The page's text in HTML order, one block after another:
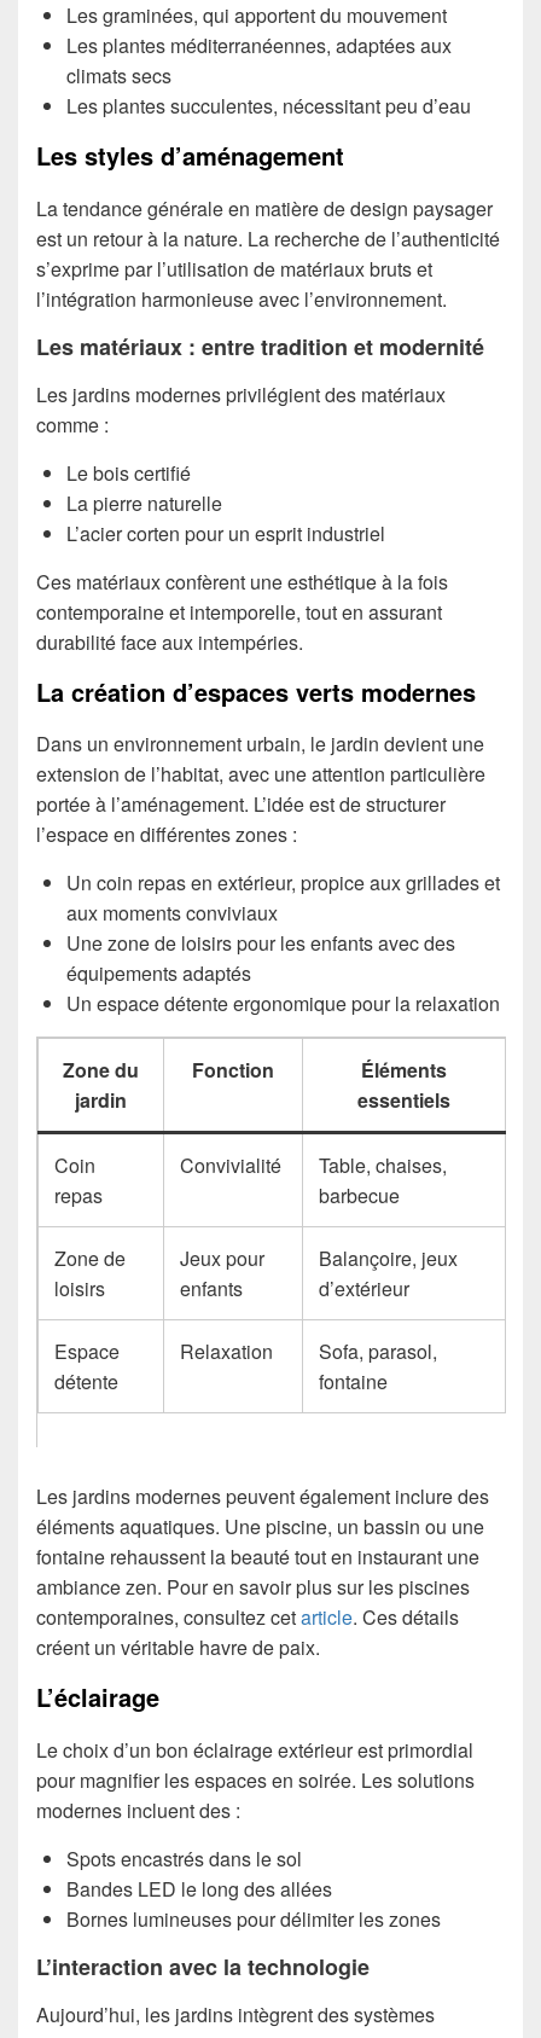
Les graminées, qui apportent du mouvement
Les plantes méditerranéennes, adaptées aux
climats secs
Les plantes succulentes, nécessitant peu d’eau
Les styles d’aménagement
La tendance générale en matière de design paysager
est un retour à la nature. La recherche de l’authenticité
s’exprime par l’utilisation de matériaux bruts et
l’intégration harmonieuse avec l’environnement.
Les matériaux : entre tradition et modernité
Les jardins modernes privilégient des matériaux
comme :
Le bois certifié
La pierre naturelle
L’acier corten pour un esprit industriel
Ces matériaux confèrent une esthétique à la fois
contemporaine et intemporelle, tout en assurant
durabilité face aux intempéries.
La création d’espaces verts modernes
Dans un environnement urbain, le jardin devient une
extension de l’habitat, avec une attention particulière
portée à l’aménagement. L’idée est de structurer
l’espace en différentes zones :
Un coin repas en extérieur, propice aux grillades et
aux moments conviviaux
Une zone de loisirs pour les enfants avec des
équipements adaptés
Un espace détente ergonomique pour la relaxation
Zone du
jardin
Fonction
Éléments
essentiels
Coin
repas
Convivialité
Table, chaises,
barbecue
Zone de
loisirs
Jeux pour
enfants
Balançoire, jeux
d’extérieur
Espace
détente
Relaxation
Sofa, parasol,
fontaine
Les jardins modernes peuvent également inclure des
éléments aquatiques. Une piscine, un bassin ou une
fontaine rehaussent la beauté tout en instaurant une
ambiance zen. Pour en savoir plus sur les piscines
contemporaines, consultez cetarticle. Ces détails
créent un véritable havre de paix.
L’éclairage
Le choix d’un bon éclairage extérieur est primordial
pour magnifier les espaces en soirée. Les solutions
modernes incluent des :
Spots encastrés dans le sol
Bandes LED le long des allées
Bornes lumineuses pour délimiter les zones
L’interaction avec la technologie
Aujourd’hui, les jardins intègrent des systèmes